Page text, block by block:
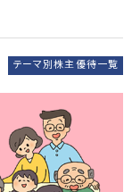
テーマ別株主優待一覧